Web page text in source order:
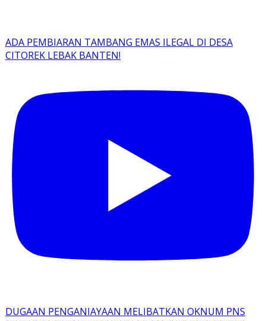
ADA PEMBIARAN TAMBANG EMAS ILEGAL DI DESA
CITOREK LEBAK BANTEN!
DUGAAN PENGANIAYAAN MELIBATKAN OKNUM PNS